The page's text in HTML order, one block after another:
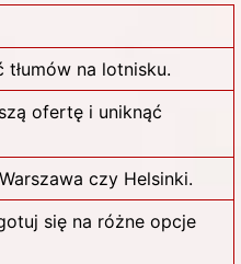
na lotnisku.
ofertę i uniknąć
czy Helsinki.
się na różne opcje